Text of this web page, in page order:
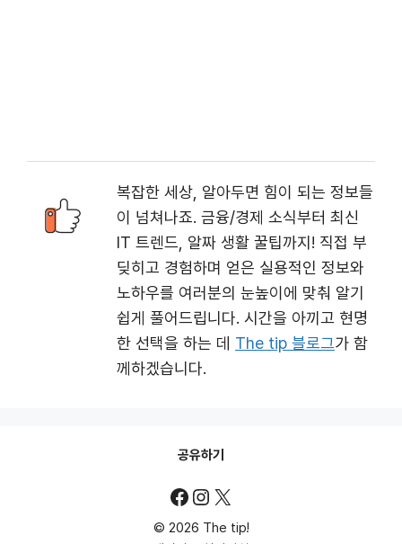
복잡한 세상, 알아두면 힘이 되는 정보들
이 넘쳐나죠. 금융/경제 소식부터 최신
IT 트렌드, 알짜 생활 꿀팁까지! 직접 부
딪히고 경험하며 얻은 실용적인 정보와
노하우를 여러분의 눈높이에 맞춰 알기
쉽게 풀어드립니다. 시간을 아끼고 현명
한 선택을 하는 데 The tip 블로그가 함
께하겠습니다.
공유하기
Facebook
Instagram
X
© 2026 The tip!